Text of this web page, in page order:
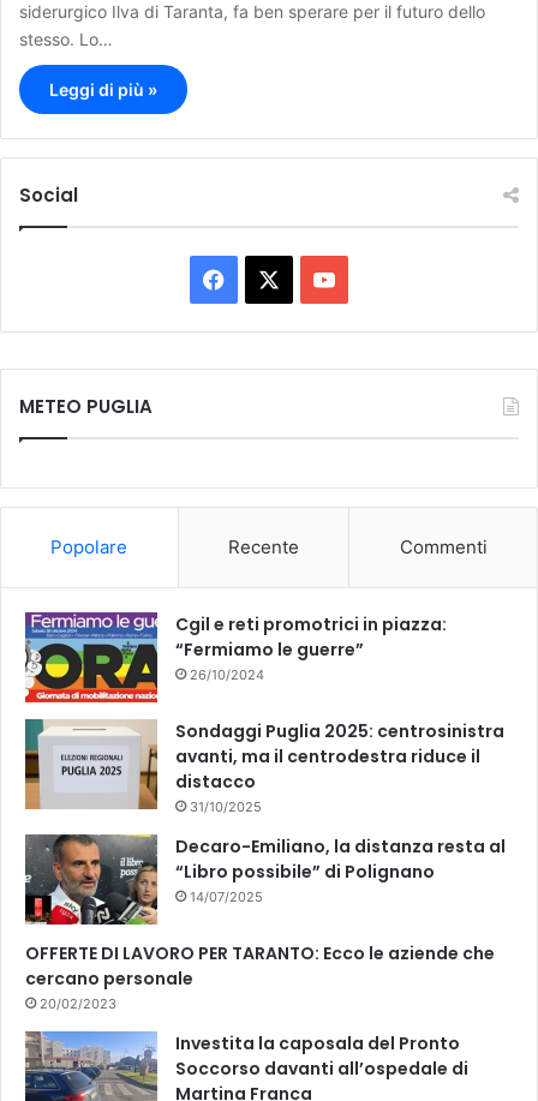
siderurgico Ilva di Taranta, fa ben sperare per il futuro dello
stesso. Lo…
Leggi di più »
Social
a
c
k
o
u
METEO PUGLIA
Popolare Recente Commenti
Cgil e reti promotrici in piazza:
“Fermiamo le guerre”
26/10/2024
Sondaggi Puglia 2025: centrosinistra
avanti, ma il centrodestra riduce il
distacco
31/10/2025
Decaro-Emiliano, la distanza resta al
“Libro possibile” di Polignano
14/07/2025
OFFERTE DI LAVORO PER TARANTO: Ecco le aziende che
cercano personale
20/02/2023
Investita la caposala del Pronto
Soccorso davanti all’ospedale di
Martina Franca